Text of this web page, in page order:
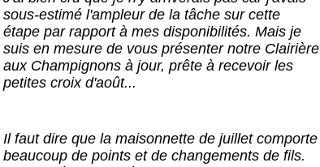
sous-estimé l'ampleur de la tâche sur cette
étape par rapport à mes disponibilités. Mais je
suis en mesure de vous présenter notre Clairière
aux Champignons à jour, prête à recevoir les
petites croix d'août...
Il faut dire que la maisonnette de juillet comporte
beaucoup de points et de changements de fils.